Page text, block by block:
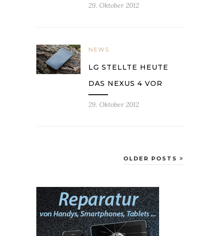
29. Oktober 2012
NEWS
LG STELLTE HEUTE
DAS NEXUS 4 VOR
29. Oktober 2012
OLDER POSTS